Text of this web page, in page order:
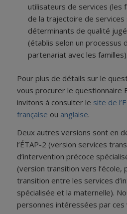
utilisateurs de services (les
de la trajectoire de services
déterminants de qualité
(établis selon un processus
partenariat avec les familles).
Pour plus de détails sur le
vous procurer le questionnaire
invitons à consulter le site de
française ou anglaise.
Deux autres versions sont en
l’ÉTAP-2 (version services
d’intervention précoce
(version transition vers l’école,
transition entre les services
spécialisée et la maternelle).
personnes intéressées par